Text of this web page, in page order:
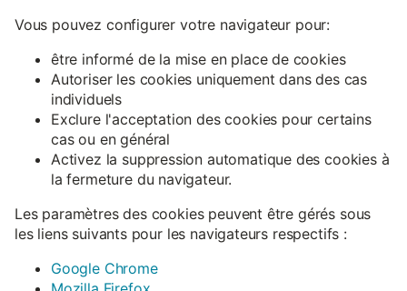
Vous pouvez configurer votre navigateur pour:
être informé de la mise en place de cookies
Autoriser les cookies uniquement dans des cas
individuels
Exclure l'acceptation des cookies pour certains
cas ou en général
Activez la suppression automatique des cookies à
la fermeture du navigateur.
Les paramètres des cookies peuvent être gérés sous
les liens suivants pour les navigateurs respectifs :
Google Chrome